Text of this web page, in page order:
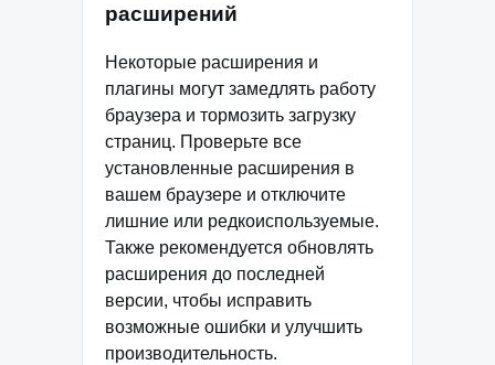
расширений
Некоторые расширения и
плагины могут замедлять работу
браузера и тормозить загрузку
страниц. Проверьте все
установленные расширения в
вашем браузере и отключите
лишние или редкоиспользуемые.
Также рекомендуется обновлять
расширения до последней
версии, чтобы исправить
возможные ошибки и улучшить
производительность.